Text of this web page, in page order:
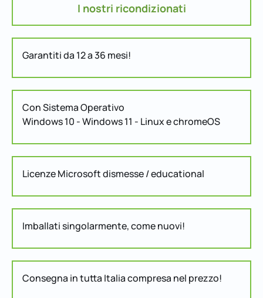
I nostri ricondizionati
Garantiti da 12 a 36 mesi!
Con Sistema Operativo
Windows 10 - Windows 11 - Linux e chromeOS
Licenze Microsoft dismesse / educational
Imballati singolarmente, come nuovi!
Consegna in tutta Italia compresa nel prezzo!